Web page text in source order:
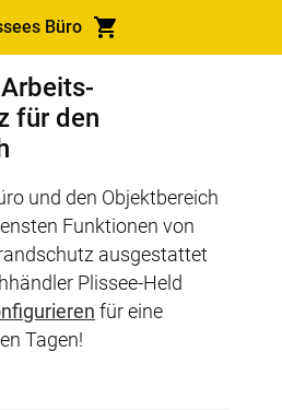
Büro
für den
und den Objektbereich
Funktionen von
ausgestattet
Plissee-Held
für eine
Tagen!